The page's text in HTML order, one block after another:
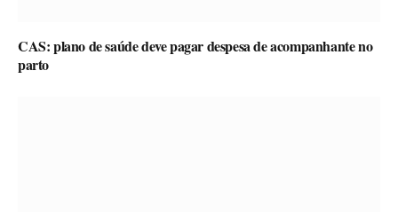
CAS: plano de saúde deve pagar despesa de acompanhante no
parto